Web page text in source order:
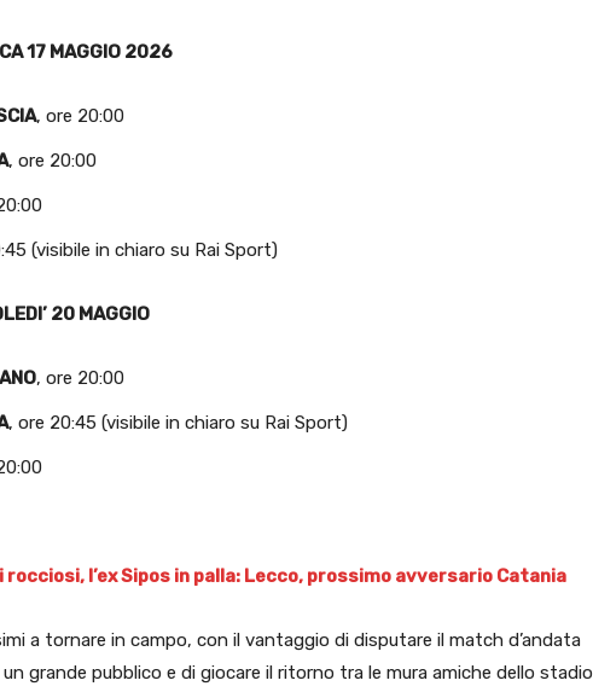
17 MAGGIO 2026
, ore 20:00
, ore 20:00
(visibile in chiaro su Rai Sport)
20 MAGGIO
, ore 20:00
, ore 20:45 (visibile in chiaro su Rai Sport)
l’ex Sipos in palla: Lecco, prossimo avversario Catania
a tornare in campo, con il vantaggio di disputare il match d’andata
grande pubblico e di giocare il ritorno tra le mura amiche dello stadio